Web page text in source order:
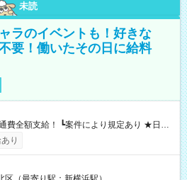
未読
ラのイベントも！好きな
要！働いたその日に給料
┗働いたその日に現金GET♪ お仕事後はコ
引き落とせます！ 【試用期間】試
り